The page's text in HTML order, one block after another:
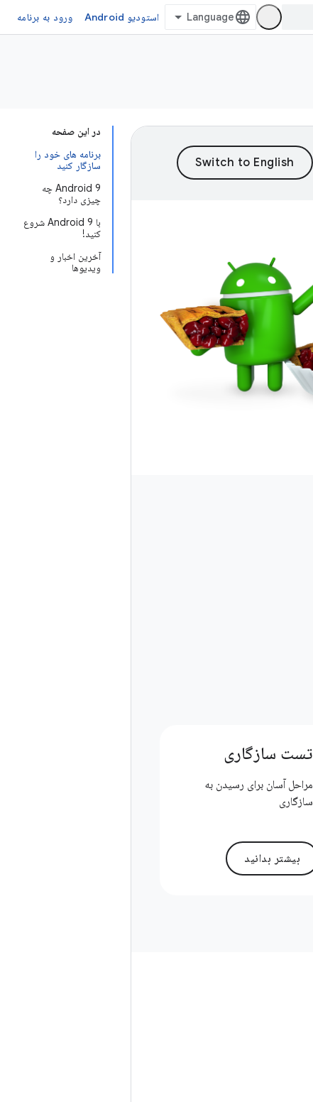
استودیو Android ورود به برنامه
در این صفحه
برنامه های خود را
سازگار کنید
Android 9 چه
چیزی دارد؟
با Android 9 شروع
کنید!
آخرین اخبار و
ویدیوها
تست سازگاری
مراحل آسان برای رسیدن به
سازگاری
بیشتر بدانید